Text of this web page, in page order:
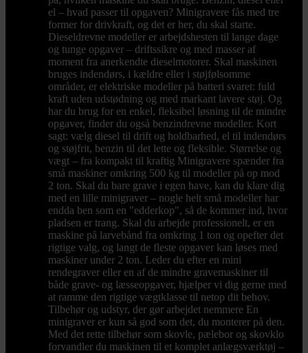
el – hvad passer til opgaven? Minigravere fås med tre
former for drivkraft, og det er her, du skal starte.
Dieseldrevne modeller er arbejdshesten til lange dage
og tunge opgaver – driftssikre og med masser af
moment fra anerkendte dieselmotorer. Skal maskinen
bruges indendørs, i kældre eller i støjfølsomme
områder, er elektriske modeller på batteri svaret: fuld
kraft uden udstødning og med markant lavere støj. Og
har du brug for en enkel, fleksibel løsning til de mindre
opgaver, finder du også benzindrevne modeller. Kort
sagt: vælg diesel til drift og holdbarhed, el til indendørs
og støjfrit, benzin til det lette og fleksible. Størrelse og
vægt – fra kompakt til kraftig Minigravere spænder fra
små maskiner omkring 500 kg til modeller på op mod
2 ton. Skal du bare grave i egen have, kan du klare dig
med en lille minigraver – nogle helt små modeller har
endda ben som en "edderkop", så de kommer ind, hvor
pladsen er trang. Skal du arbejde professionelt, er en
maskine på larvebånd fra omkring 1 ton og opefter det
rigtige valg, og langt de fleste opgaver kan løses med
maskiner under 2 ton. Leder du efter en mini
rendegraver eller en af de mindre gravemaskiner til
både grave- og læsseopgaver, hjælper vi dig gerne med
at ramme den rigtige vægtklasse til netop dit behov.
Tilbehør og udstyr, der gør arbejdet nemmere En
minigraver er kun så god som det, du monterer på den.
Med det rette tilbehør som skovle, pælebor og skovklo
forvandler du maskinen til et komplet anlægsværktøj –